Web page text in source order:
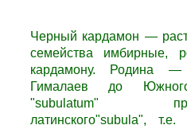
Черный кардамон —
семейства имбирные,
кардамону. Родина
Гималаев до
"subulatum"
латинского"subula",